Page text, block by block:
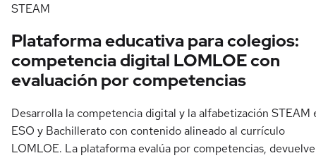
STEAM
Plataforma educativa para colegios:
competencia digital LOMLOE con
evaluación por competencias
Desarrolla la competencia digital y la alfabetización STEAM
ESO y Bachillerato con contenido alineado al currículo
LOMLOE. La plataforma evalúa por competencias, devuelve